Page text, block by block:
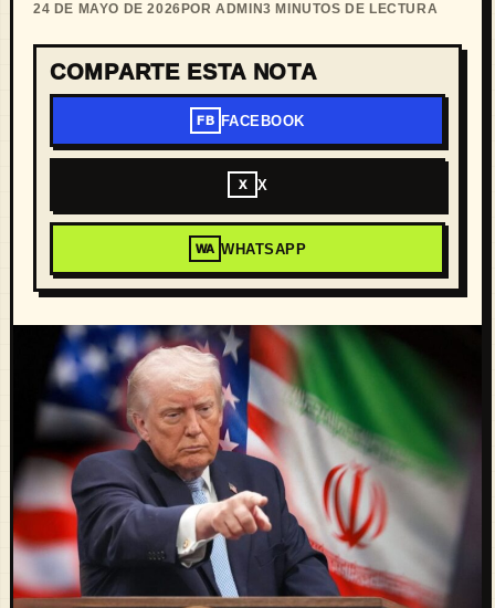
24 DE MAYO DE 2026 POR ADMIN3 MINUTOS DE LECTURA
COMPARTE ESTA NOTA
FB FACEBOOK
X X
WA WHATSAPP